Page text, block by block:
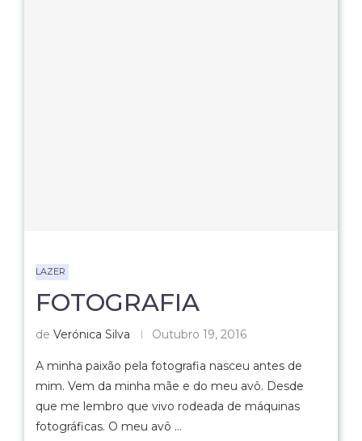
LAZER
FOTOGRAFIA
de Verónica Silva Outubro 19, 2016
A minha paixão pela fotografia nasceu antes de
mim. Vem da minha mãe e do meu avô. Desde
que me lembro que vivo rodeada de máquinas
fotográficas. O meu avô …